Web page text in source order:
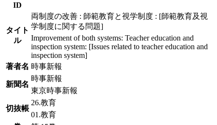
ID
タイト
ル
両制度の改善 : 師範教育と視学制度 : [師範教育及視
学制度に関する問題]
Improvement of both systems: Teacher education and
inspection system: [Issues related to teacher education and
inspection system]
著者名 時事新報
新聞名
時事新報
東京時事新報
切抜帳
26.教育
01.教育